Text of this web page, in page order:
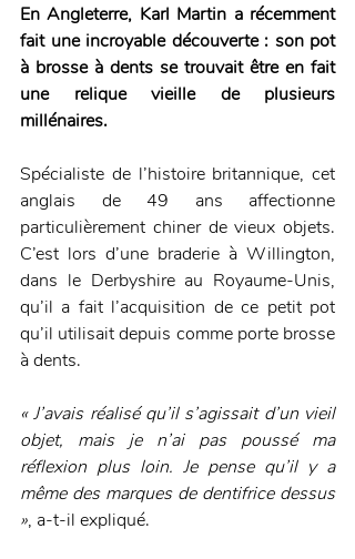
En Angleterre, Karl Martin a récemment
fait une incroyable découverte : son pot
à brosse à dents se trouvait être en fait
une relique vieille de plusieurs
millénaires.
Spécialiste de l’histoire britannique, cet
anglais de 49 ans affectionne
particulièrement chiner de vieux objets.
C’est lors d’une braderie à Willington,
dans le Derbyshire au Royaume-Unis,
qu’il a fait l’acquisition de ce petit pot
qu’il utilisait depuis comme porte brosse
à dents.
« J’avais réalisé qu’il s’agissait d’un vieil
objet, mais je n’ai pas poussé ma
réflexion plus loin. Je pense qu’il y a
même des marques de dentifrice dessus
», a-t-il expliqué.